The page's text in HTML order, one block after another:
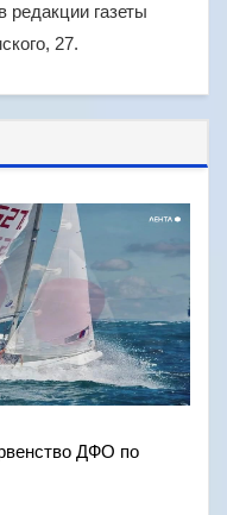
редакции газеты
27.
ДФО по